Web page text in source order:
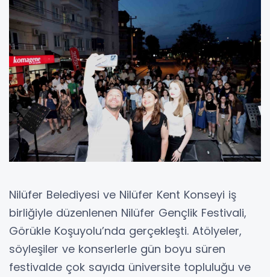
Nilüfer Belediyesi ve Nilüfer Kent Konseyi iş
birliğiyle düzenlenen Nilüfer Gençlik Festivali,
Görükle Koşuyolu’nda gerçekleşti. Atölyeler,
söyleşiler ve konserlerle gün boyu süren
festivalde çok sayıda üniversite topluluğu ve